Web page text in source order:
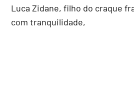
Luca Zidane, filho do craque
com tranquilidade,